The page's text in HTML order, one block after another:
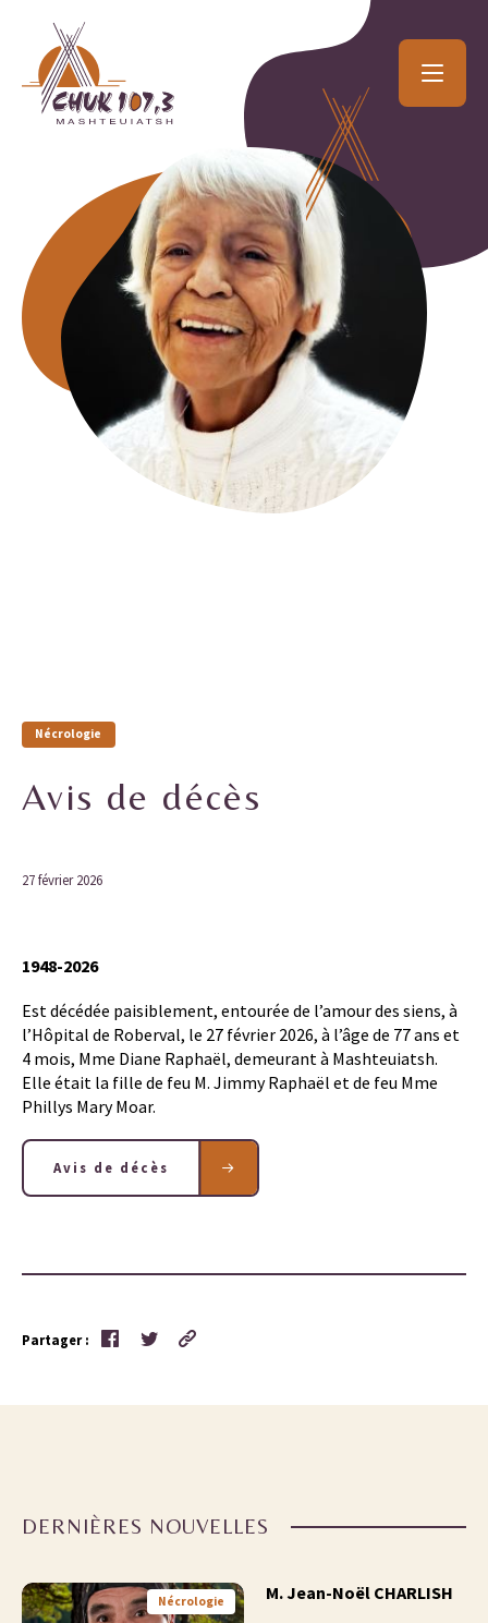
Nécrologie
Avis de décès
27 février 2026
1948-2026
Est décédée paisiblement, entourée de l’amour des siens, à
l’Hôpital de Roberval, le 27 février 2026, à l’âge de 77 ans et
4 mois, Mme Diane Raphaël, demeurant à Mashteuiatsh.
Elle était la fille de feu M. Jimmy Raphaël et de feu Mme
Phillys Mary Moar.
Avis de décès
Partager :
DERNIÈRES NOUVELLES
Nécrologie M. Jean-Noël CHARLISH